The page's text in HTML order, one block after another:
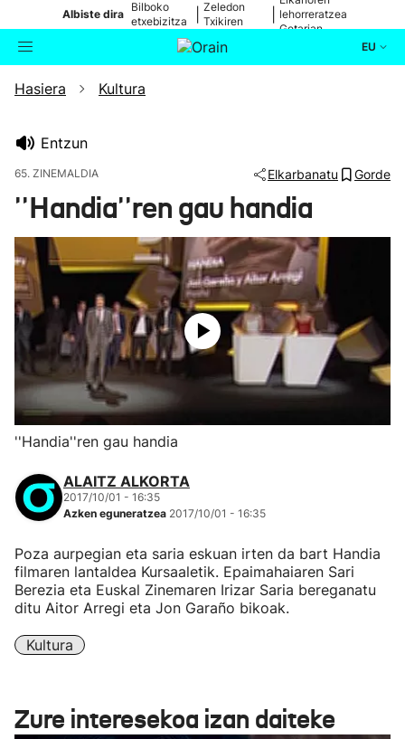
Albiste dira
Bilboko
etxebizitza
Zeledon
Txikiren
lehorreratzea
Getarian
EU
Bilatzailea
Ikusmiran
Eguraldia
Hasiera Kultura
Entzun
65. ZINEMALDIA Elkarbanatu Gorde
''Handia''ren gau handia
''Handia''ren gau handia
ALAITZ ALKORTA
2017/10/01 - 16:35
Azken eguneratzea 2017/10/01 - 16:35
Poza aurpegian eta saria eskuan irten da bart Handia
filmaren lantaldea Kursaaletik. Epaimahaiaren Sari
Berezia eta Euskal Zinemaren Irizar Saria bereganatu
ditu Aitor Arregi eta Jon Garaño bikoak.
Kultura
Zure interesekoa izan daiteke